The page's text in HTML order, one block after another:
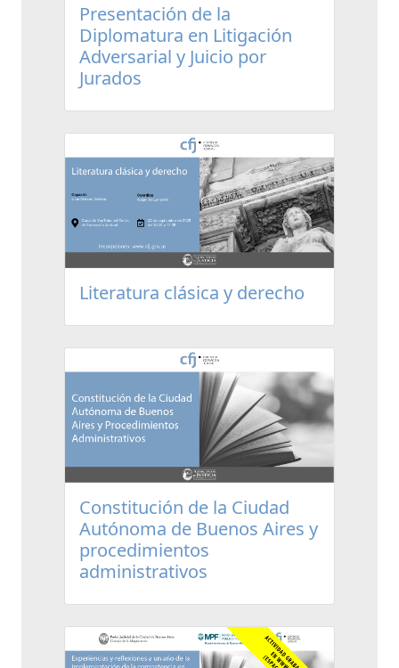
Presentación de la
Diplomatura en Litigación
Adversarial y Juicio por
Jurados
Literatura clásica y derecho
Constitución de la Ciudad
Autónoma de Buenos Aires y
procedimientos
administrativos